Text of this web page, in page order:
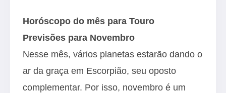
Horóscopo do mês para Touro
Previsões para Novembro
Nesse mês, vários planetas estarão dando o
ar da graça em Escorpião, seu oposto
complementar. Por isso, novembro é um